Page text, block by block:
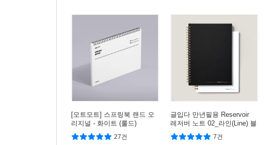
[모트모트] 스프링북 랜드 오
리지널 - 화이트 (룰드)
27건
글입다 만년필용 Reservoir
레저버 노트 02_라인(Line) 블
랙
7건